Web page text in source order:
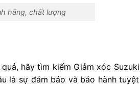
hãng, chất lượng
hãy tìm kiếm Giảm xóc Suzuki
là sự đảm bảo và bảo hành tuyệt